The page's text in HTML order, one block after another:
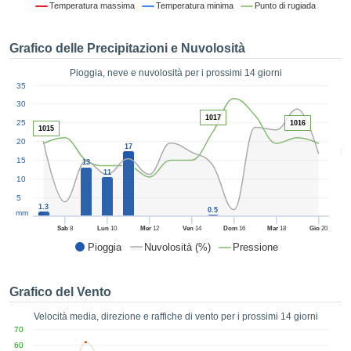
sulle
tramite
di
la
per
senza
clic sul
ACCETTA
CONTINUA
IMPOSTAZIONI
Temperatura massima Temperatura minima Punto di rugiada
Grafico delle Precipitazioni e Nuvolosità
Pioggia, neve e nuvolosità per i prossimi 14 giorni
Pioggia Nuvolosità (%) Pressione
50
Sab8 Lun 10 Mer12 Ven14 Dom16 Mar18 Gio 20
5
10
15
20
25
30
35
mm
1.3
13
11
17
0.5
1015
1017
1016
Grafico del Vento
Velocità media, direzione e raffiche di vento per i prossimi 14 giorni
60
70